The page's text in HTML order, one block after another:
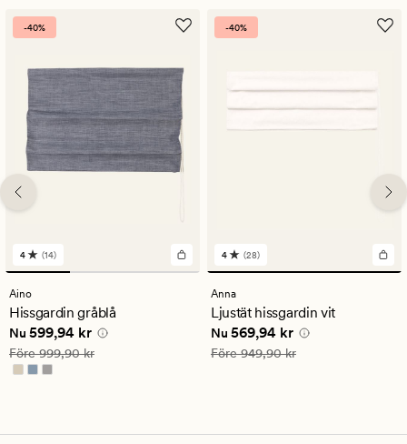
-40%
14
omdömen
med
ett
genomsnittligt
betyg
på
4
4 (14)
Aino
Hissgardin gråblå
Nuvarande pris
Nu 599,94 kr
Ordinarie pris 999,90 kr
Före999,90 kr
-40%
28
omdömen
med
ett
genomsnittligt
betyg
på
4
4 (28)
Anna
Ljustät hissgardin vit
Nuvarande pris
Nu 569,94 kr
Ordinarie pris 949,90 kr
Före949,90 kr